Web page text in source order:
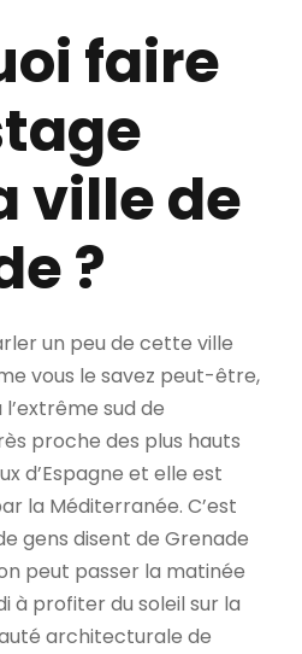
faire
ville de
?
un peu de cette ville
vous le savez peut-être,
sud de
proche des plus hauts
d’Espagne et elle est
la Méditerranée. C’est
gens disent de Grenade
peut passer la matinée
à profiter du soleil sur la
architecturale de